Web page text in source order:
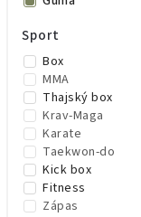
Sport
Box
MMA
Thajský box
Krav-Maga
Karate
Taekwon-do
Kick box
Fitness
Zápas